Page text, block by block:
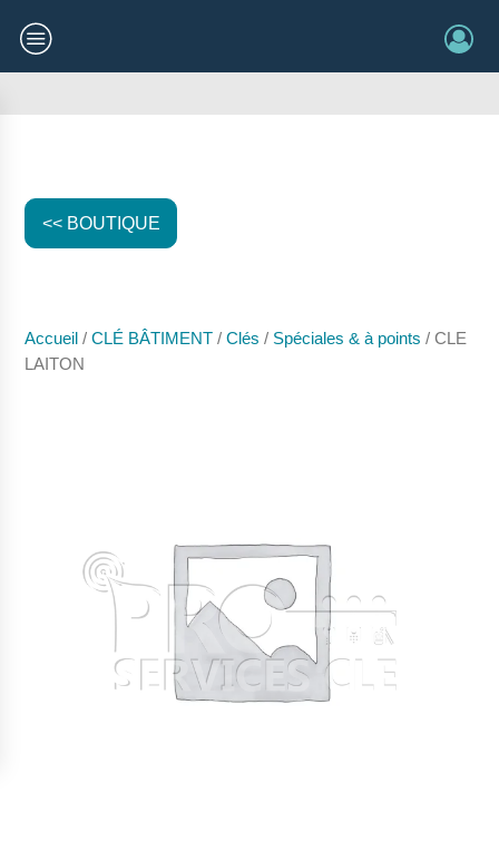
<< BOUTIQUE
Accueil /CLÉ BÂTIMENT /Clés / Spéciales & à points / CLE
LAITON